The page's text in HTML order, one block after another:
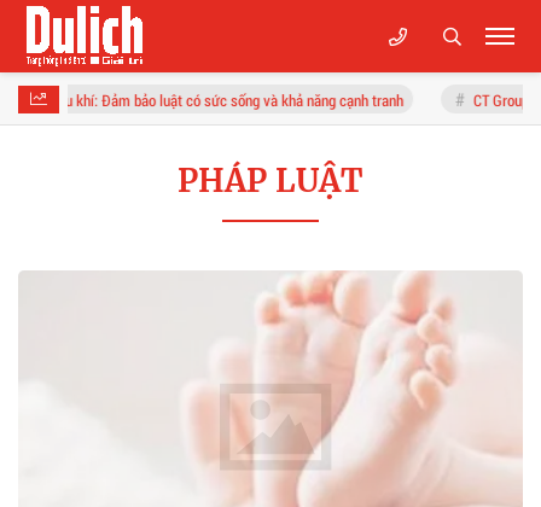
khí: Đảm bảo luật có sức sống và khả năng cạnh tranh CT Group cam kết
PHÁP LUẬT